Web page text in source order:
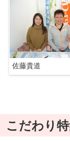
佐藤貴道
こだわり